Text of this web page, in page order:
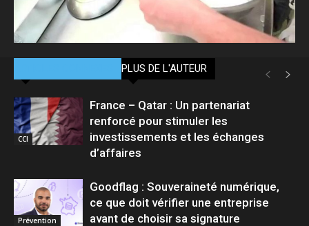
PLUS DE L'AUTEUR
CCI
France – Qatar : Un partenariat
renforcé pour stimuler les
investissements et les échanges
d’affaires
Prévention
Goodflag : Souveraineté numérique,
ce que doit vérifier une entreprise
avant de choisir sa signature